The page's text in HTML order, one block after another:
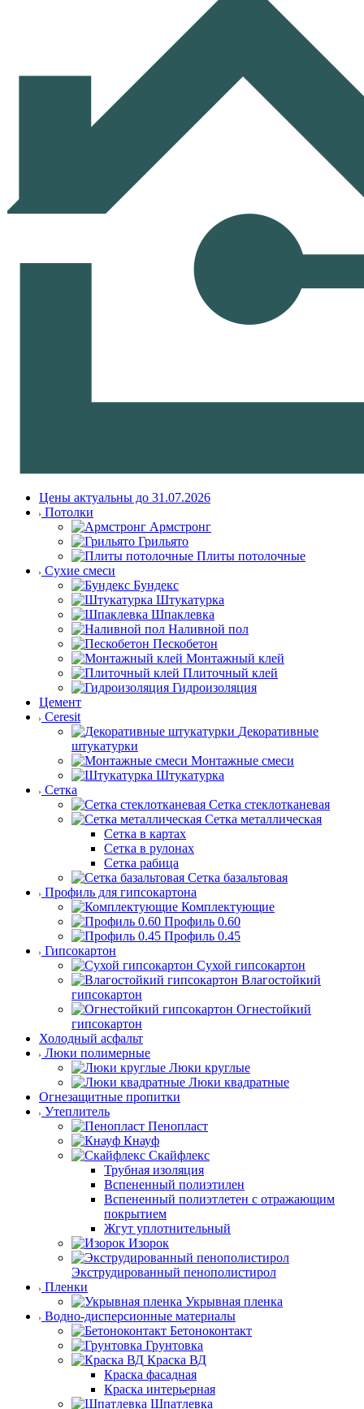
Цены актуальны до 31.07.2026
Потолки
Армстронг
Грильято
Плиты потолочные
Сухие смеси
Бундекс
Штукатурка
Шпаклевка
Наливной пол
Пескобетон
Монтажный клей
Плиточный клей
Гидроизоляция
Цемент
Ceresit
Декоративные
штукатурки
Монтажные смеси
Штукатурка
Сетка
Сетка стеклотканевая
Сетка металлическая
Сетка в картах
Сетка в рулонах
Сетка рабица
Сетка базальтовая
Профиль для гипсокартона
Комплектующие
Профиль 0.60
Профиль 0.45
Гипсокартон
Сухой гипсокартон
Влагостойкий
гипсокартон
Огнестойкий
гипсокартон
Холодный асфальт
Люки полимерные
Люки круглые
Люки квадратные
Огнезащитные пропитки
Утеплитель
Пенопласт
Кнауф
Скайфлекс
Трубная изоляция
Вспененный полиэтилен
Вспененный полиэтлетен с отражающим
покрытием
Жгут уплотнительный
Изорок
Экструдированный пенополистирол
Пленки
Укрывная пленка
Водно-дисперсионные материалы
Бетоноконтакт
Грунтовка
Краска ВД
Краска фасадная
Краска интерьерная
Шпатлевка